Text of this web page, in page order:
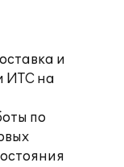
и
ИТС на
по